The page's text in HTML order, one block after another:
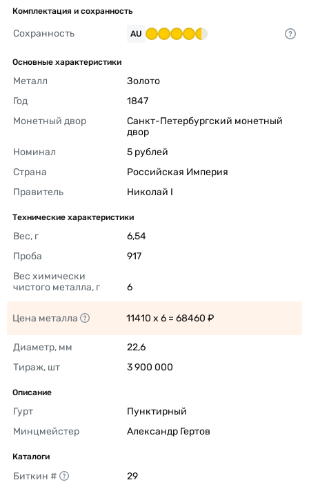
Комплектация и сохранность
Сохранность AU
Основные характеристики
Металл
Золото
Год
1847
Монетный двор
Санкт-Петербургский монетный
двор
Номинал
5 рублей
Страна
Российская Империя
Правитель
Николай I
Технические характеристики
Вес, г
6,54
Проба
917
Вес химически
чистого металла, г
6
Цена металла 11410 x 6 = 68460 ₽
Диаметр, мм
22,6
Тираж, шт
3 900 000
Описание
Гурт
Пунктирный
Минцмейстер
Александр Гертов
Каталоги
Биткин #
29